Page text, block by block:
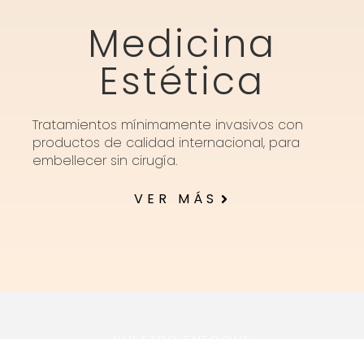
Medicina
Estética
Tratamientos mínimamente invasivos con
productos de calidad internacional, para
embellecer sin cirugía.
VER MÁS